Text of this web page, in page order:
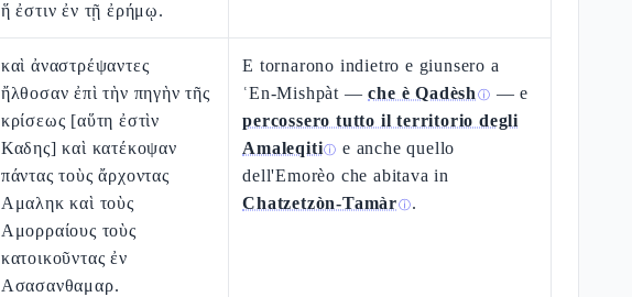
ἥ ἐστιν ἐν τῇ ἐρήμῳ.
καὶ ἀναστρέψαντες
ἤλθοσαν ἐπὶ τὴν πηγὴν τῆς
κρίσεως [αὕτη ἐστὶν
Καδης] καὶ κατέκοψαν
πάντας τοὺς ἄρχοντας
Αμαληκ καὶ τοὺς
Αμορραίους τοὺς
κατοικοῦντας ἐν
Ασασανθαμαρ.
E tornarono indietro e giunsero a
ʿEn-Mishpàt —che è Qadèsh ⓘ — e
percossero tutto il territorio degli
Amaleqitiⓘ e anche quello
dell'Emorèo che abitava in
Chatzetzòn-Tamàrⓘ.